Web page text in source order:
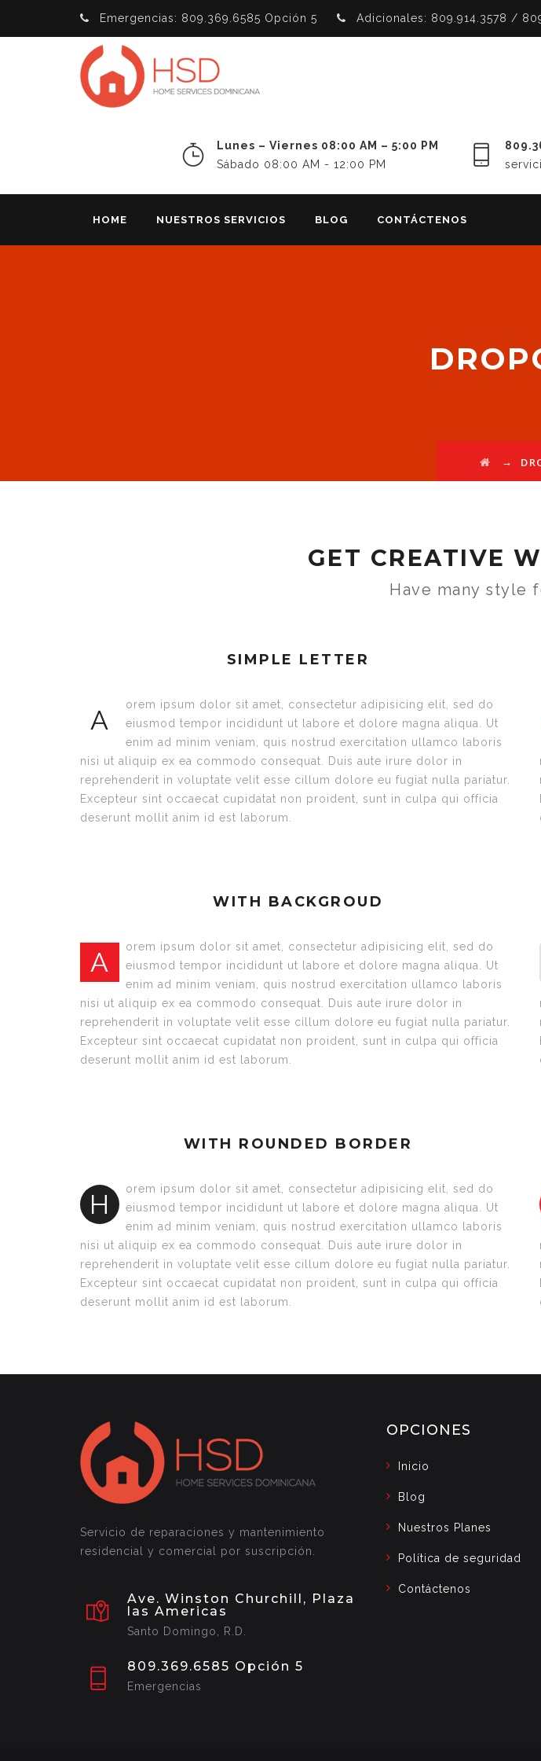
Emergencias: 809.369.6585 Opción 5 Adicionales: 809.914.3578 /
Lunes – Viernes 08:00 AM – 5:00 PM
Sábado 08:00 AM - 12:00 PM
HOME NUESTROS SERVICIOS BLOG CONTÁCTENOS
→
GET CREATIVE
Have many style
SIMPLE LETTER
A
orem ipsum dolor sit amet, consectetur adipisicing elit, sed do
eiusmod tempor incididunt ut labore et dolore magna aliqua. Ut
enim ad minim veniam, quis nostrud exercitation ullamco laboris
nisi ut aliquip ex ea commodo consequat. Duis aute irure dolor in
reprehenderit in voluptate velit esse cillum dolore eu fugiat nulla pariatur.
Excepteur sint occaecat cupidatat non proident, sunt in culpa qui officia
deserunt mollit anim id est laborum.
WITH BACKGROUD
A
orem ipsum dolor sit amet, consectetur adipisicing elit, sed do
eiusmod tempor incididunt ut labore et dolore magna aliqua. Ut
enim ad minim veniam, quis nostrud exercitation ullamco laboris
nisi ut aliquip ex ea commodo consequat. Duis aute irure dolor in
reprehenderit in voluptate velit esse cillum dolore eu fugiat nulla pariatur.
Excepteur sint occaecat cupidatat non proident, sunt in culpa qui officia
deserunt mollit anim id est laborum.
WITH ROUNDED BORDER
H
orem ipsum dolor sit amet, consectetur adipisicing elit, sed do
eiusmod tempor incididunt ut labore et dolore magna aliqua. Ut
enim ad minim veniam, quis nostrud exercitation ullamco laboris
nisi ut aliquip ex ea commodo consequat. Duis aute irure dolor in
reprehenderit in voluptate velit esse cillum dolore eu fugiat nulla pariatur.
Excepteur sint occaecat cupidatat non proident, sunt in culpa qui officia
deserunt mollit anim id est laborum.
Servicio de reparaciones y mantenimiento
residencial y comercial por suscripción.
Ave. Winston Churchill, Plaza
las Americas
Santo Domingo, R.D.
809.369.6585 Opción 5
Emergencias
OPCIONES
Inicio
Blog
Nuestros Planes
Política de seguridad
Contáctenos